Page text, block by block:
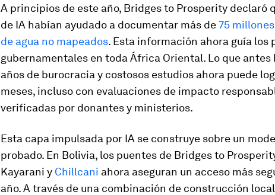
A principios de este año, Bridges to Prosperity declaró
de IA habían ayudado a documentar más de75
de agua no mapeados. Esta información ahora guía los
gubernamentales en toda África Oriental. Lo que
años de burocracia y costosos estudios ahora puede
meses, incluso con evaluaciones de impacto
verificadas por donantes y ministerios.
Esta capa impulsada por IA se construye sobre un
probado. En Bolivia, los puentes de Bridges to
Kayarani y Chillcani ahora aseguran un acceso más
año. A través de una combinación de construcción